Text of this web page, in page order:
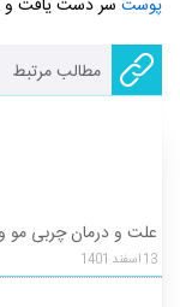
پوست
مطالب مرتبط
علت و درمان چربی
13اسفند 1401